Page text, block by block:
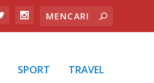
SPORT TRAVEL